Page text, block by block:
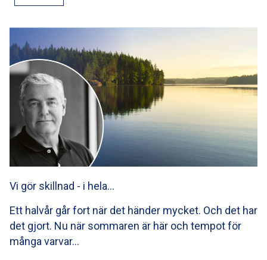
Vi gör skillnad - i hela…
Ett halvår går fort när det händer mycket. Och det har
det gjort. Nu när sommaren är här och tempot för
många varvar…